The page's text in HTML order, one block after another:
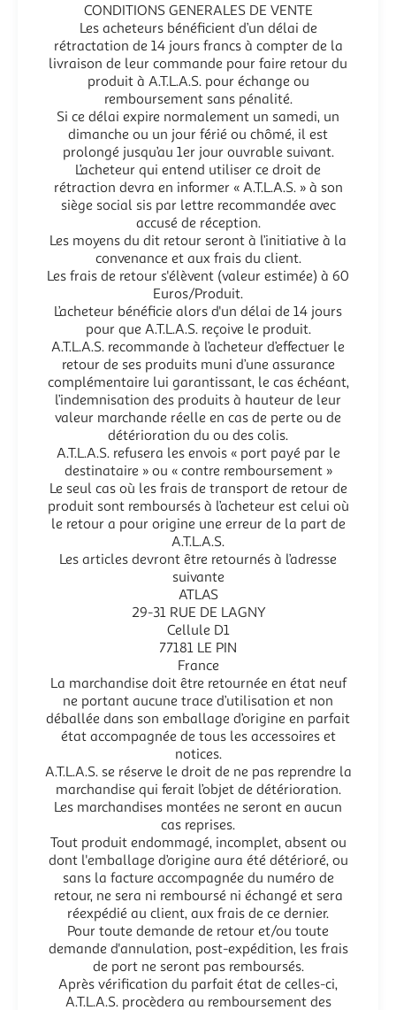
CONDITIONS GENERALES DE VENTE
Les acheteurs bénéficient d’un délai de
rétractation de 14 jours francs à compter de la
livraison de leur commande pour faire retour du
produit à A.T.L.A.S. pour échange ou
remboursement sans pénalité.
Si ce délai expire normalement un samedi, un
dimanche ou un jour férié ou chômé, il est
prolongé jusqu’au 1er jour ouvrable suivant.
L’acheteur qui entend utiliser ce droit de
rétraction devra en informer « A.T.L.A.S. » à son
siège social sis par lettre recommandée avec
accusé de réception.
Les moyens du dit retour seront à l’initiative à la
convenance et aux frais du client.
Les frais de retour s'élèvent (valeur estimée) à 60
Euros/Produit.
L’acheteur bénéficie alors d'un délai de 14 jours
pour que A.T.L.A.S. reçoive le produit.
A.T.L.A.S. recommande à l’acheteur d’effectuer le
retour de ses produits muni d’une assurance
complémentaire lui garantissant, le cas échéant,
l’indemnisation des produits à hauteur de leur
valeur marchande réelle en cas de perte ou de
détérioration du ou des colis.
A.T.L.A.S. refusera les envois « port payé par le
destinataire » ou « contre remboursement »
Le seul cas où les frais de transport de retour de
produit sont remboursés à l’acheteur est celui où
le retour a pour origine une erreur de la part de
A.T.L.A.S.
Les articles devront être retournés à l’adresse
suivante
ATLAS
29-31 RUE DE LAGNY
Cellule D1
77181 LE PIN
France
La marchandise doit être retournée en état neuf
ne portant aucune trace d’utilisation et non
déballée dans son emballage d’origine en parfait
état accompagnée de tous les accessoires et
notices.
A.T.L.A.S. se réserve le droit de ne pas reprendre la
marchandise qui ferait l’objet de détérioration.
Les marchandises montées ne seront en aucun
cas reprises.
Tout produit endommagé, incomplet, absent ou
dont l'emballage d’origine aura été détérioré, ou
sans la facture accompagnée du numéro de
retour, ne sera ni remboursé ni échangé et sera
réexpédié au client, aux frais de ce dernier.
Pour toute demande de retour et/ou toute
demande d'annulation, post-expédition, les frais
de port ne seront pas remboursés.
Après vérification du parfait état de celles-ci,
A.T.L.A.S. procèdera au remboursement des